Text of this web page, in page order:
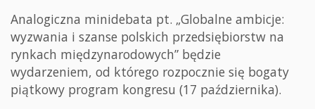
Analogiczna minidebata pt. „Globalne ambicje:
wyzwania i szanse polskich przedsiębiorstw na
rynkach międzynarodowych” będzie
wydarzeniem, od którego rozpocznie się bogaty
piątkowy program kongresu (17 października).